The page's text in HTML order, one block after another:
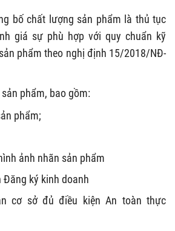
bố chất lượng sản phẩm là thủ tục
giá sự phù hợp với quy chuẩn kỹ
phẩm theo nghị định 15/2018/NĐ-
phẩm, bao gồm:
phẩm;
ảnh nhãn sản phẩm
Đăng ký kinh doanh
cơ sở đủ điều kiện An toàn thực